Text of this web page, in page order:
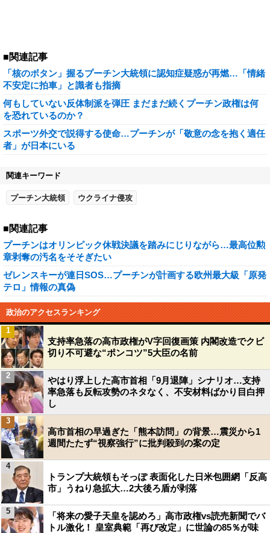
■関連記事
「核のボタン」握るプーチン大統領に認知症疑惑が再燃…「情緒
不安定に拍車」と識者も指摘
何もしていない反体制派を弾圧 まだまだ続くプーチン政権は何
を恐れているのか？
スポーツ外交で説得する使命…プーチンが「敬意の念を抱く適任
者」が日本にいる
関連キーワード
プーチン大統領 ウクライナ侵攻
■関連記事
プーチンはオリンピック休戦決議を踏みにじりながら…最高位勲
章剥奪の汚名をそそぎたい
ゼレンスキーが連日SOS…プーチンが計画する欧州最大級「原発
テロ」情報の真偽
政治のアクセスランキング
支持率急落の高市政権がV字回復画策 内閣改造でクビ
切り不可避な“ポンコツ”5大臣の名前
1
やはり浮上した高市首相「9月退陣」シナリオ…支持
率急落も反転攻勢のネタなく、不安材料ばかり目白押
し
2
高市首相の早過ぎた「熊本訪問」の背景…震災から1
週間たたず“視察強行”に批判殺到の案の定
3
トランプ大統領もそっぽ 表面化した日米包囲網「反高
市」うねり急拡大…2大後ろ盾が剥落
4
「将来の愛子天皇を認めろ」高市政権vs読売新聞でバ
トル激化！ 皇室典範「再び改定」に世論の85％が味
5